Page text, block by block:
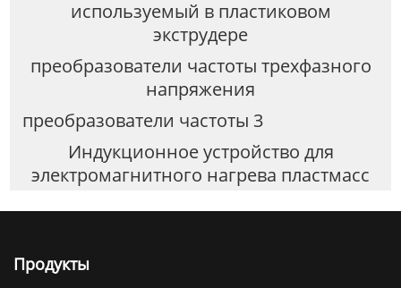
используемый в пластиковом
экструдере
преобразователи частоты трехфазного
напряжения
преобразователи частоты 3
Индукционное устройство для
электромагнитного нагрева пластмасс
Продукты